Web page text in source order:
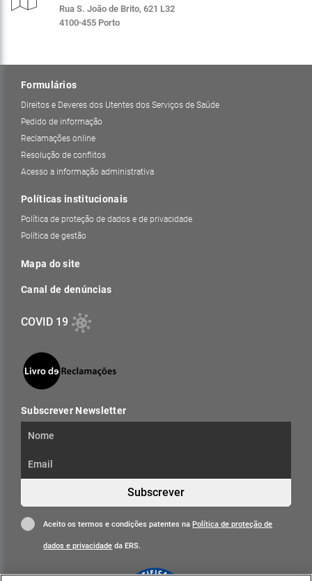
Rua S. João de Brito, 621 L32
4100-455 Porto
Formulários
Direitos e Deveres dos Utentes dos Serviços de Saúde
Pedido de informação
Reclamações online
Resolução de conflitos
Acesso a informação administrativa
Políticas institucionais
Política de proteção de dados e de privacidade
Política de gestão
Mapa do site
Canal de denúncias
COVID 19
Subscrever Newsletter
Subscrever
Aceito os termos e condições patentes naPolítica de proteção de
dados e privacidade da ERS.